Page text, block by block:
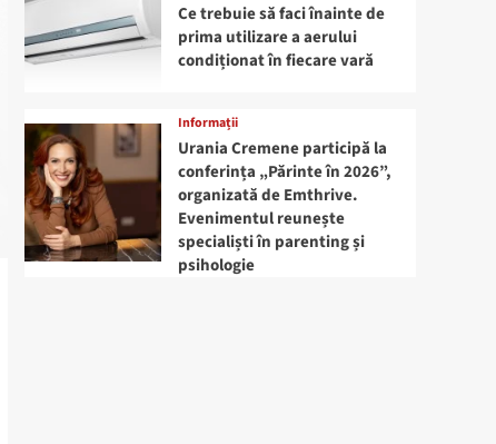
Ce trebuie să faci înainte de
prima utilizare a aerului
condiționat în fiecare vară
Informații
Urania Cremene participă la
conferința „Părinte în 2026”,
organizată de Emthrive.
Evenimentul reunește
specialiști în parenting și
psihologie